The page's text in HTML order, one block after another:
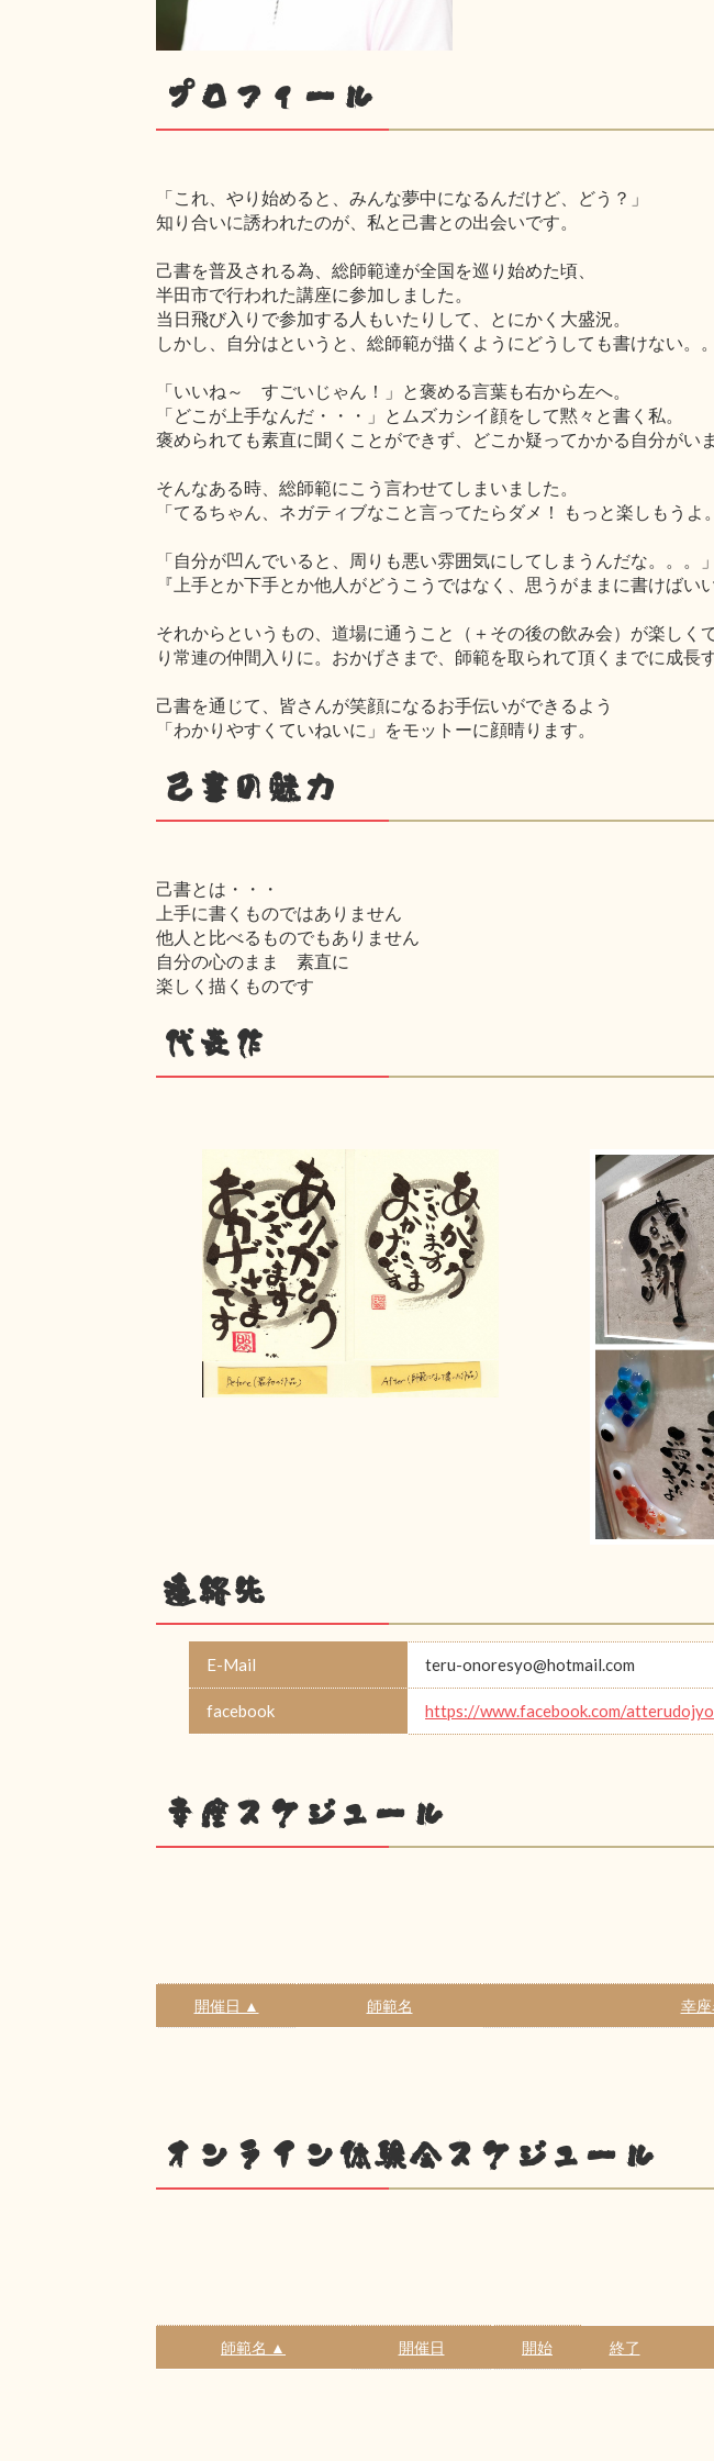
プロフィール
「これ、やり始めると、みんな夢中になるんだけど、どう？」
知り合いに誘われたのが、私と己書との出会いです。
己書を普及される為、総師範達が全国を巡り始めた頃、
半田市で行われた講座に参加しました。
当日飛び入りで参加する人もいたりして、とにかく大盛況。
しかし、自分はというと、総師範が描くようにどうしても書けない。。
「いいね～ すごいじゃん！」と褒める言葉も右から左へ。
「どこが上手なんだ・・・」とムズカシイ顔をして黙々と書く私。
褒められても素直に聞くことができず、どこか疑ってかかる自分がい
そんなある時、総師範にこう言わせてしまいました。
「てるちゃん、ネガティブなこと言ってたらダメ！ もっと楽しもうよ
「自分が凹んでいると、周りも悪い雰囲気にしてしまうんだな。。。
『上手とか下手とか他人がどうこうではなく、思うがままに書けばい
それからというもの、道場に通うこと（＋その後の飲み会）が楽し
り常連の仲間入りに。おかげさまで、師範を取られて頂くまでに成長
己書を通じて、皆さんが笑顔になるお手伝いができるよう
「わかりやすくていねいに」をモットーに顔晴ります。
己書の魅力
己書とは・・・
上手に書くものではありません
他人と比べるものでもありません
自分の心のまま 素直に
楽しく描くものです
代表作
連絡先
E-Mail teru-onoresyo@hotmail.com
facebook https://www.facebook.com/atterudojyo
幸座スケジュール
開催日 ▲ 師範名 幸座
オンライン体験会スケジュール
師範名 ▲ 開催日 開始 終了